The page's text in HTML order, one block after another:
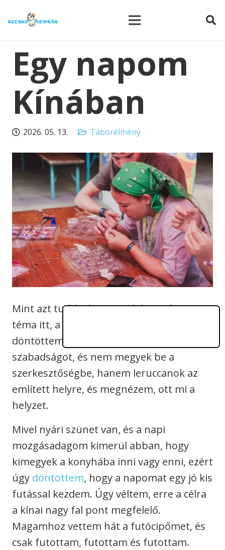
Egy napom
Kínában
2026. 05. 13. Táborélmény
Mint azt tudjátok, ezen a héten Kína a
téma itt, a
döntöttem, kiveszek egy nap
szabadságot, és nem megyek be a
szerkesztőségbe, hanem leruccanok az
említett helyre, és megnézem, ott mi a
helyzet.
Mivel nyári szünet van, és a napi
mozgásadagom kimerül abban, hogy
kimegyek a konyhába inni vagy enni, ezért
úgy döntöttem, hogy a napomat egy jó kis
futással kezdem. Úgy véltem, erre a célra
a kínai nagy fal pont megfelelő.
Magamhoz vettem hát a futócipőmet, és
csak futottam, futottam és futottam.